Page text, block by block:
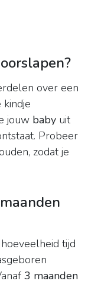
over een
kindje
jouw baby uit
Probeer
zodat je
tijd
3 maanden